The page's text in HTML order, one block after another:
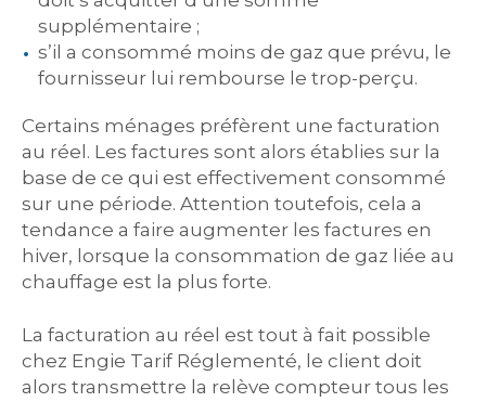
supplémentaire ;
s’il a consommé moins de gaz que prévu, le
fournisseur lui rembourse le trop-perçu.
Certains ménages préfèrent une facturation
au réel. Les factures sont alors établies sur la
base de ce qui est effectivement consommé
sur une période. Attention toutefois, cela a
tendance a faire augmenter les factures en
hiver, lorsque la consommation de gaz liée au
chauffage est la plus forte.
La facturation au réel est tout à fait possible
chez Engie Tarif Réglementé, le client doit
alors transmettre la relève compteur tous les